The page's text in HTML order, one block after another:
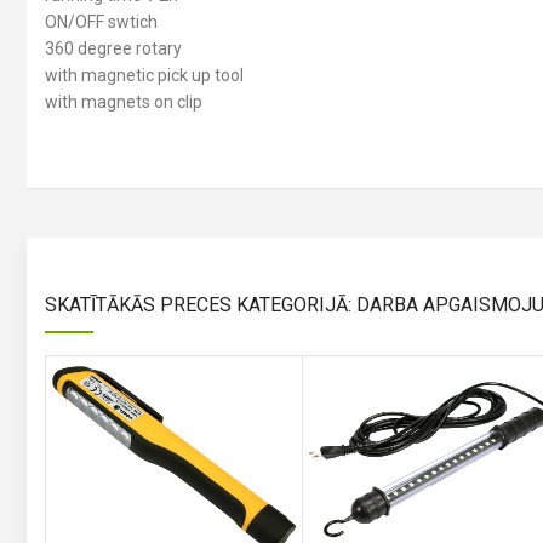
ON/OFF swtich
360 degree rotary
with magnetic pick up tool
with magnets on clip
SKATĪTĀKĀS PRECES KATEGORIJĀ: DARBA